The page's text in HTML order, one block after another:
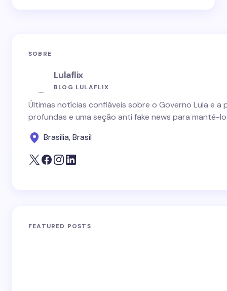
SOBRE
Lulaflix
BLOG LULAFLIX
Últimas notícias confiáveis sobre o Governo Lula e
profundas e uma seção anti fake news para mantê-
Brasília, Brasil
FEATURED POSTS